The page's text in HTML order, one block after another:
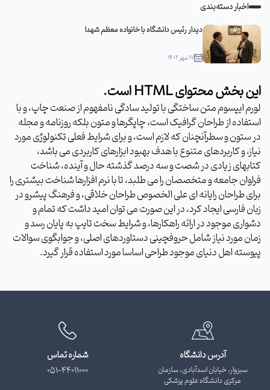
اخبار دسته‌بندی
دیدار رئیس دانشگاه با خانواده معظم شهدا
۱۷ مهر ۱۴۰۲
این بخش محتوای HTML است.
لورم ایپسوم متن ساختگی با تولید سادگی نامفهوم از صنعت چاپ، و با
استفاده از طراحان گرافیک است، چاپگرها و متون بلکه روزنامه و مجله
در ستون و سطرآنچنان که لازم است، و برای شرایط فعلی تکنولوژی مورد
نیاز، و کاربردهای متنوع با هدف بهبود ابزارهای کاربردی می باشد،
کتابهای زیادی در شصت و سه درصد گذشته حال و آینده، شناخت
فراوان جامعه و متخصصان را می طلبد، تا با نرم افزارها شناخت بیشتری را
برای طراحان رایانه ای علی الخصوص طراحان خلاقی، و فرهنگ پیشرو در
زبان فارسی ایجاد کرد، در این صورت می توان امید داشت که تمام و
دشواری موجود در ارائه راهکارها، و شرایط سخت تایپ به پایان رسد و
زمان مورد نیاز شامل حروفچینی دستاوردهای اصلی، و جوابگوی سوالات
پیوسته اهل دنیای موجود طراحی اساسا مورد استفاده قرار گیرد.
آدرس دانشگاه
سبزوار، خیابان اسدآبادی، سازمان
مرکزی دانشگاه علوم پزشکی
شماره تماس
051-44011000